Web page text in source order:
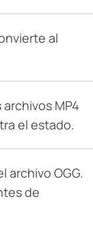
al
MP4
el estado.
archivo OGG.
de